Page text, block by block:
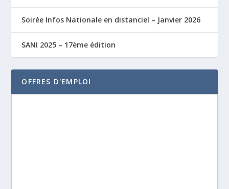
Soirée Infos Nationale en distanciel – Janvier 2026
SANI 2025 – 17ème édition
OFFRES D'EMPLOI